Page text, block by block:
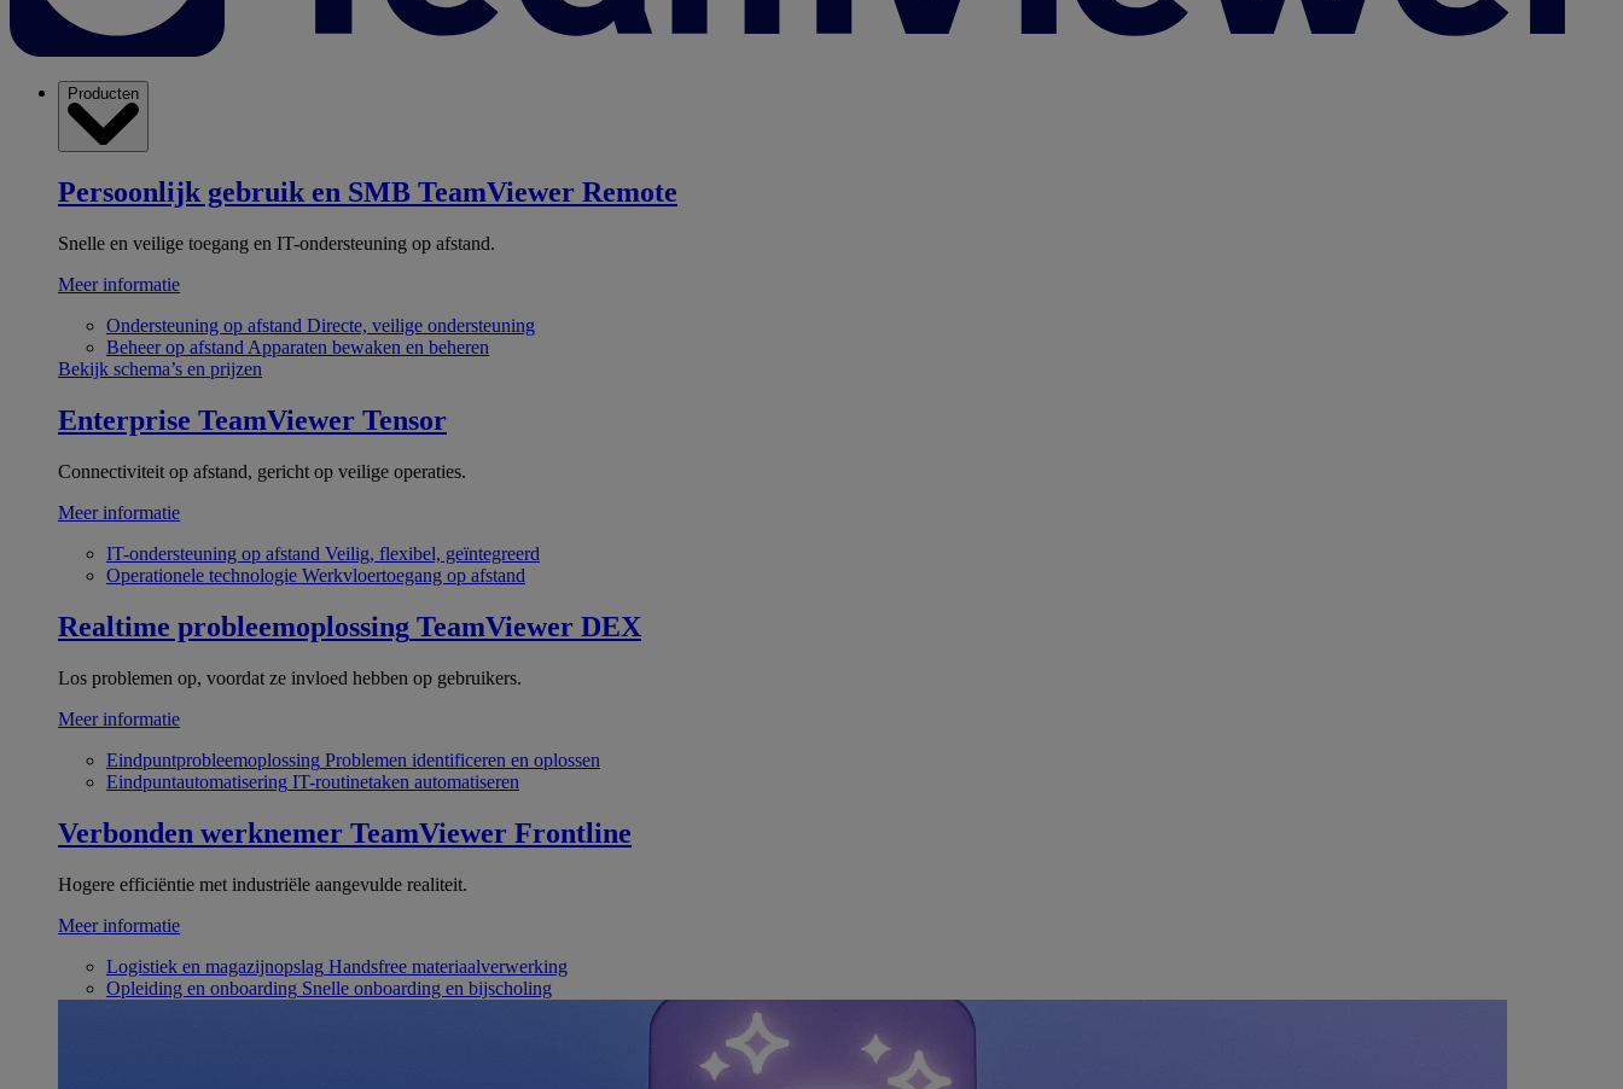
Producten
Persoonlijk gebruik en SMB TeamViewer Remote
Snelle en veilige toegang en IT-ondersteuning op afstand.
Meer informatie
Ondersteuning op afstand Directe, veilige ondersteuning
Beheer op afstand Apparaten bewaken en beheren
Bekijk schema’s en prijzen
Enterprise TeamViewer Tensor
Connectiviteit op afstand, gericht op veilige operaties.
Meer informatie
IT-ondersteuning op afstand Veilig, flexibel, geïntegreerd
Operationele technologie Werkvloertoegang op afstand
Realtime probleemoplossing TeamViewer DEX
Los problemen op, voordat ze invloed hebben op gebruikers.
Meer informatie
Eindpuntprobleemoplossing Problemen identificeren en oplossen
Eindpuntautomatisering IT-routinetaken automatiseren
Verbonden werknemer TeamViewer Frontline
Hogere efficiëntie met industriële aangevulde realiteit.
Meer informatie
Logistiek en magazijnopslag Handsfree materiaalverwerking
Opleiding en onboarding Snelle onboarding en bijscholing